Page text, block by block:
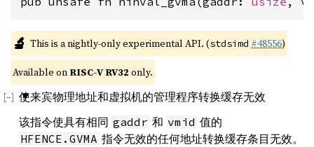
🔬 This is a nightly-only experimental API. (stdsimd #48556)
Available on RISC-V RV32 only.
使来宾物理地址和虚拟机的管理程序转换缓存无效
该指令使具有相同 gaddr 和 vmid 值的
HFENCE.GVMA 指令无效的任何地址转换缓存条目无效。